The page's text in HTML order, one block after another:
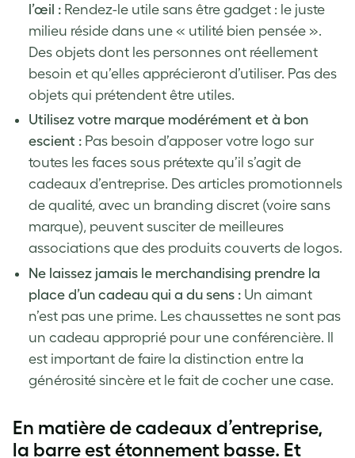
l’œil : Rendez-le utile sans être gadget : le juste
milieu réside dans une « utilité bien pensée ».
Des objets dont les personnes ont réellement
besoin et qu’elles apprécieront d’utiliser. Pas des
objets qui prétendent être utiles.
Utilisez votre marque modérément et à bon
escient : Pas besoin d’apposer votre logo sur
toutes les faces sous prétexte qu’il s’agit de
cadeaux d’entreprise. Des articles promotionnels
de qualité, avec un branding discret (voire sans
marque), peuvent susciter de meilleures
associations que des produits couverts de logos.
Ne laissez jamais le merchandising prendre la
place d’un cadeau qui a du sens : Un aimant
n’est pas une prime. Les chaussettes ne sont pas
un cadeau approprié pour une conférencière. Il
est important de faire la distinction entre la
générosité sincère et le fait de cocher une case.
En matière de cadeaux d’entreprise,
la barre est étonnement basse. Et